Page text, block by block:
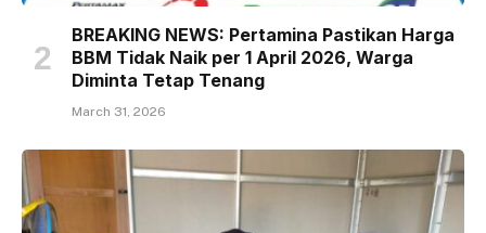
BREAKING NEWS: Pertamina Pastikan Harga
BBM Tidak Naik per 1 April 2026, Warga
Diminta Tetap Tenang
March 31, 2026